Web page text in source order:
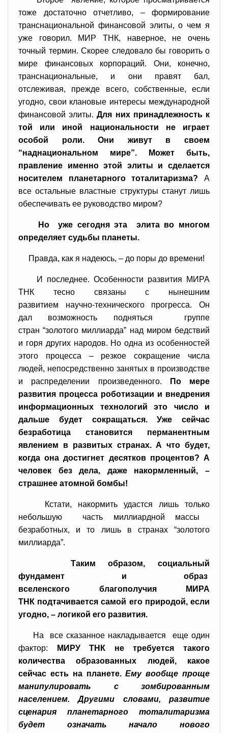
тоже достаточно отчетливо, – формирование
транснациональной финансовой элиты, о чем я
уже говорил. МИР ТНК, наверное, не очень
точный термин. Скорее следовало бы говорить о
мире финансовых корпораций. Они, конечно,
транснациональные, и они правят бал,
отслеживая, прежде всего, собственные, если
угодно, свои клановые интересы международной
финансовой элиты.Для них принадлежность к
той или иной национальности не играет
особой роли. Они живут в своем
“наднациональном мире”.
Может быть,
правление именно этой элиты и сделается
носителем планетарного тоталитаризма? А
все остальные властные структуры станут лишь
обеспечивать ее руководство миром?
Но уже сегодня эта элита во многом
определяет судьбы планеты.
Правда, как я надеюсь, – до поры до времени!
И последнее. Особенности развития МИРА
ТНК тесно связаны с нынешним
развитием научно-технического прогресса. Он
дал возможность подняться группе
стран “золотого миллиарда” над миром бедствий
и горя других народов. Но одна из особенностей
этого процесса – резкое сокращение числа
людей, непосредственно занятых в производстве
и распределении произведенного.
По мере
развития процесса роботизации и внедрения
информационных технологий это число и
дальше будет сокращаться. Уже сейчас
безработица становится перманентным
явлением в развитых странах. А что будет,
когда она достигнет десятков процентов? А
человек без дела, даже накормленный, –
страшнее атомной бомбы!
Кстати, накормить удастся лишь только
небольшую часть миллиардной массы
безработных, и то лишь в странах “золотого
миллиарда”.
Таким образом, социальный
фундамент и образ
вселенского благополучия МИРА
ТНК подтачивается самой его природой, если
угодно, – логикой его развития.
На все сказанное накладывается еще один
фактор:
МИРУ ТНК не требуется такого
количества образованных людей, какое
сейчас есть на планете.Ему вообще проще
манипулировать с зомбированным
населением. Другими словами, развитие
сценария планетарного тоталитаризма
будет означать начало нового